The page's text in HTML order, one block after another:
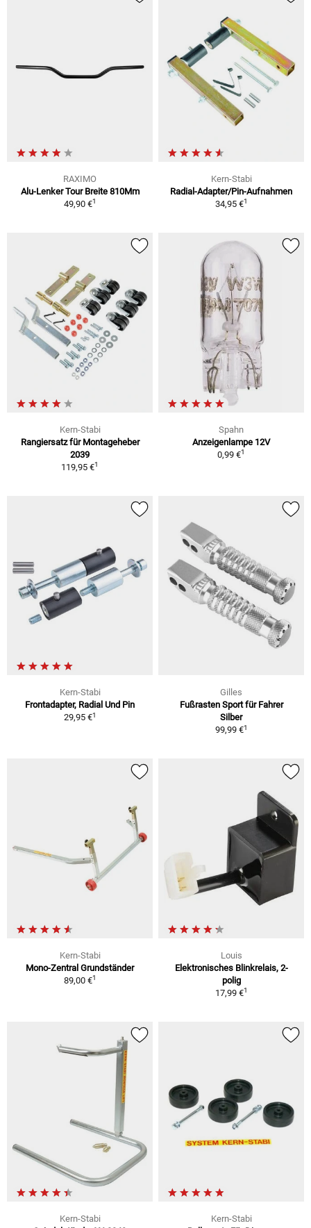
RAXIMO
Alu-Lenker Tour Breite 810Mm
49,90 €1
Kern-Stabi
Radial-Adapter/Pin-Aufnahmen
34,95 €1
Kern-Stabi
Rangiersatz für Montageheber
2039
119,95 €1
Spahn
Anzeigenlampe 12V
0,99 €1
Kern-Stabi
Frontadapter, Radial Und Pin
29,95 €1
Gilles
Fußrasten Sport für Fahrer
Silber
99,99 €1
Kern-Stabi
Mono-Zentral Grundständer
89,00 €1
Louis
Elektronisches Blinkrelais, 2-
polig
17,99 €1
Kern-Stabi
Kern-Stabi